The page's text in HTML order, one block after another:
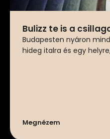
Bulizz te is a
Budapesten nyáron
hideg italra és egy
Megnézem